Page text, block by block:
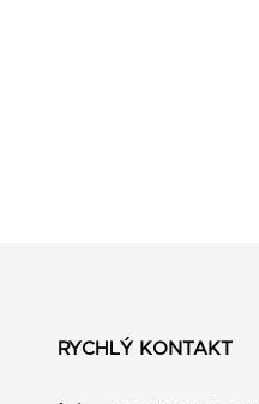
RYCHLÝ KONTAKT